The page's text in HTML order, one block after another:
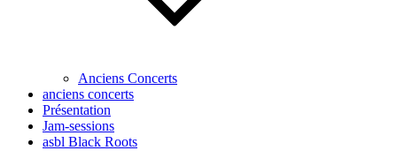
Anciens Concerts
anciens concerts
Présentation
Jam-sessions
asbl Black Roots